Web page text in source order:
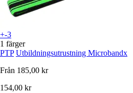
+-3
1 färger
PTP Utbildningsutrustning Microbandx
Från 185,00 kr
154,00 kr